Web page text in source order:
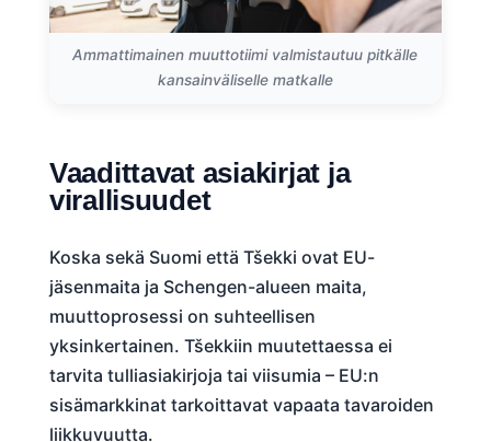
Ammattimainen muuttotiimi valmistautuu pitkälle
kansainväliselle matkalle
Vaadittavat asiakirjat ja
virallisuudet
Koska sekä Suomi että Tšekki ovat EU-
jäsenmaita ja Schengen-alueen maita,
muuttoprosessi on suhteellisen
yksinkertainen. Tšekkiin muutettaessa ei
tarvita tulliasiakirjoja tai viisumia – EU:n
sisämarkkinat tarkoittavat vapaata tavaroiden
liikkuvuutta.